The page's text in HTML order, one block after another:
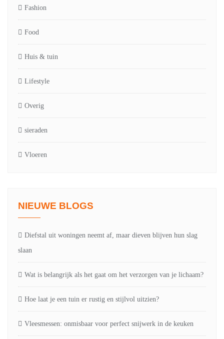
Fashion
Food
Huis & tuin
Lifestyle
Overig
sieraden
Vloeren
NIEUWE BLOGS
Diefstal uit woningen neemt af, maar dieven blijven hun slag
slaan
Wat is belangrijk als het gaat om het verzorgen van je lichaam?
Hoe laat je een tuin er rustig en stijlvol uitzien?
Vleesmessen: onmisbaar voor perfect snijwerk in de keuken